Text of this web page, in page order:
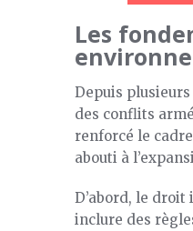
Les
Depuis
des conflits
renforcé le
abouti à
D’abord, le
inclure des